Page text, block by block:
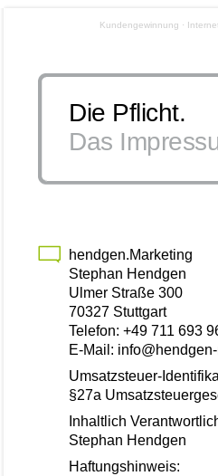
Kundengewinnung ·
Die Pflicht.
Das
hendgen.Marketing
Stephan Hendgen
Ulmer Straße 300
70327 Stuttgart
Telefon: +49 711 693
E-Mail:
Umsatzsteuer-
§27a
Inhaltlich
Stephan Hendgen
Haftungshinweis: